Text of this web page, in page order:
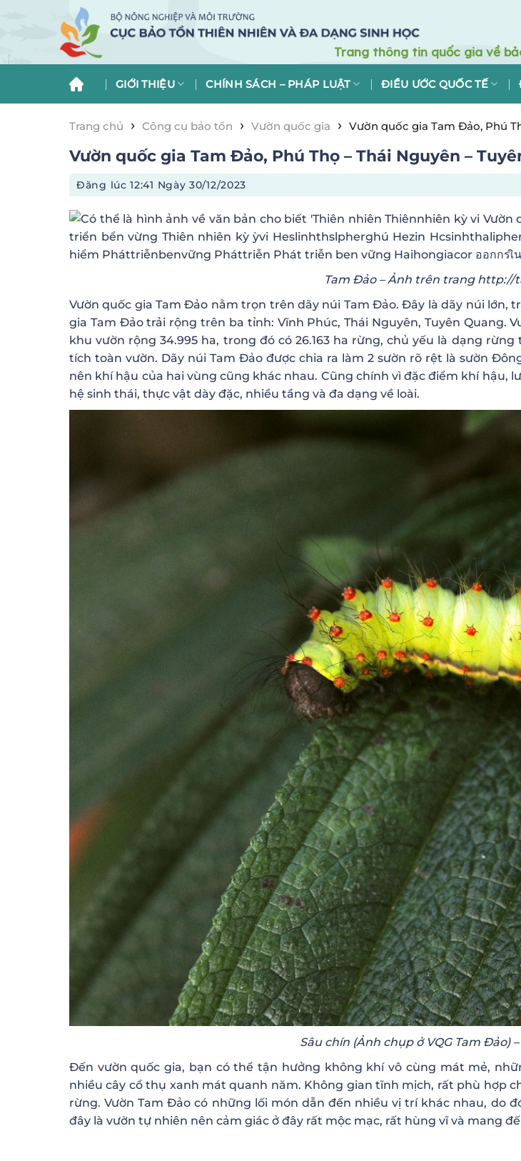
GIỚI THIỆU CHÍNH SÁCH – PHÁP LUẬT ĐIỀU ƯỚC QUỐC TẾ
Trang chủ › Công cụ bảo tồn › Vườn quốc gia › Vườn quốc gia Tam Đảo, Phú
Vườn quốc gia Tam Đảo, Phú Thọ – Thái Nguyên –
Đăng lúc12:41 Ngày 30/12/2023
Tam Đảo – Ảnh trên trang
Vườn quốc gia Tam Đảo nằm trọn trên dãy núi Tam Đảo. Đây là dãy núi lớn,
gia Tam Đảo trải rộng trên ba tỉnh: Vĩnh Phúc, Thái Nguyên, Tuyên Quang.
khu vườn rộng 34.995 ha, trong đó có 26.163 ha rừng, chủ yếu là dạng
tích toàn vườn. Dãy núi Tam Đảo được chia ra làm 2 sườn rõ rệt là sườn
nên khí hậu của hai vùng cũng khác nhau. Cũng chính vì đặc điểm khí hậu,
hệ sinh thái, thực vật dày đặc, nhiều tầng và đa dạng về loài.
Sâu chín (Ảnh chụp ở VQG Tam Đảo)
Đến vườn quốc gia, bạn có thể tận hưởng không khí vô cùng mát mẻ,
nhiều cây cổ thụ xanh mát quanh năm. Không gian tĩnh mịch, rất phù hợp
rừng. Vườn Tam Đảo có những lối món dẫn đến nhiều vị trí khác nhau, do
đây là vườn tự nhiên nên cảm giác ở đây rất mộc mạc, rất hùng vĩ và mang